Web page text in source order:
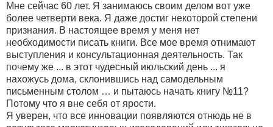
Мне сейчас 60 лет. Я занимаюсь своим делом вот уже
более четверти века. Я даже достиг некоторой степени
признания. В настоящее время у меня нет
необходимости писать книги. Все мое время отнимают
выступления и консультационная деятельность. Так
почему же ... в этот чудесный июльский день ... я
нахожусь дома, склонившись над самодельным
письменным столом … и пытаюсь начать книгу №11?
Потому что я вне себя от ярости.
Я уверен, что все инновации появляются отнюдь не в